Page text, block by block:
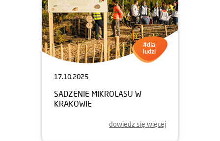
17.10.2025
SADZENIE MIKROLASU W
KRAKOWIE
dowiedz się więcej